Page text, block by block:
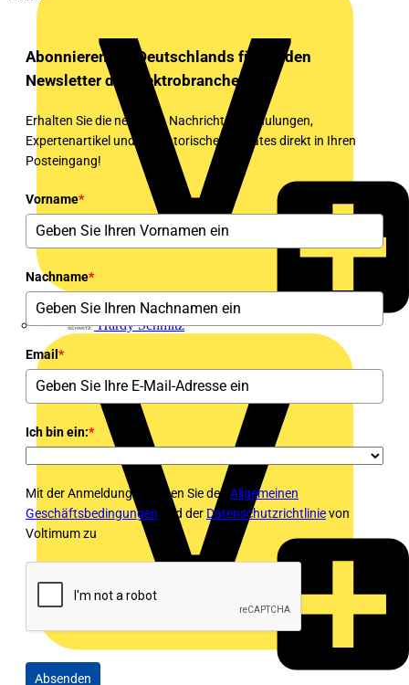
Hardy Schmitz
Abonnieren Sie Deutschlands führenden
Newsletter der Elektrobranche!
Erhalten Sie die neuesten Nachrichten, Schulungen,
Expertenartikel und regulatorischen Updates direkt in Ihren
Posteingang!
Vorname*
Nachname*
Email *
Ich bin ein:*
Mit der Anmeldung stimmen Sie den Allgemeinen
Geschäftsbedingungen und der Datenschutzrichtlinievon
Voltimum zu
Absenden